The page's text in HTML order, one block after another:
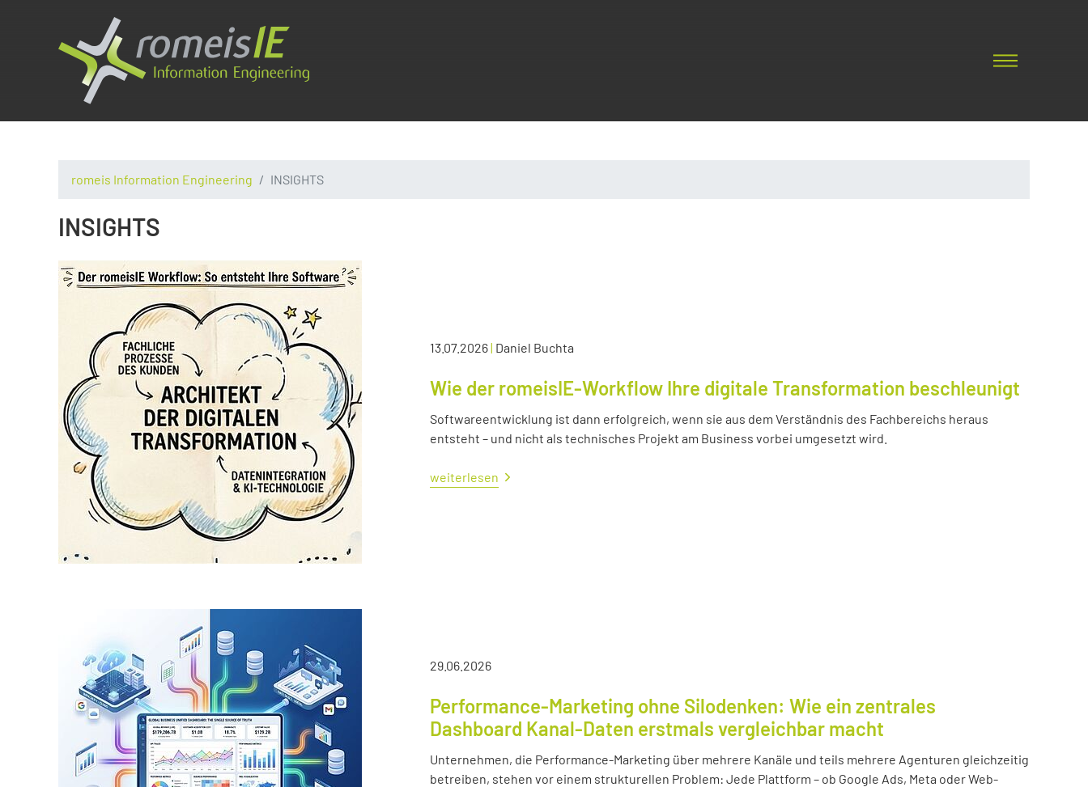
romeis Information Engineering INSIGHTS
INSIGHTS
13.07.2026| Daniel Buchta
Wie der romeisIE-Workflow Ihre digitale Transformation beschleunigt
Softwareentwicklung ist dann erfolgreich, wenn sie aus dem Verständnis des Fachbereichs heraus
entsteht – und nicht als technisches Projekt am Business vorbei umgesetzt wird.
weiterlesen
29.06.2026
Performance-Marketing ohne Silodenken: Wie ein zentrales
Dashboard Kanal-Daten erstmals vergleichbar macht
Unternehmen, die Performance-Marketing über mehrere Kanäle und teils mehrere Agenturen gleichzeitig
betreiben, stehen vor einem strukturellen Problem: Jede Plattform – ob Google Ads, Meta oder Web-